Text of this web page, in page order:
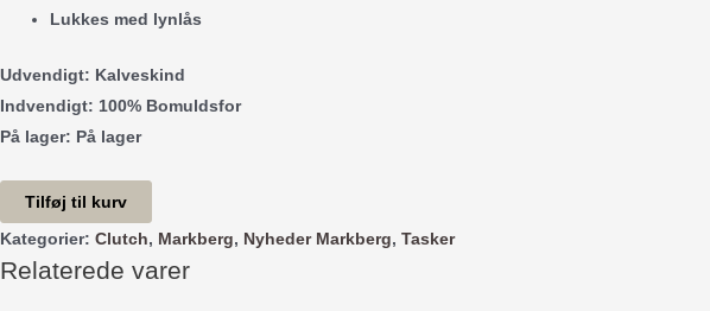
Lukkes med lynlås
Udvendigt: Kalveskind
Indvendigt: 100% Bomuldsfor
På lager: På lager
Elle
Clutch
Tilføj til kurv
Kategorier: Clutch, Markberg, Nyheder Markberg, Tasker
Relaterede varer